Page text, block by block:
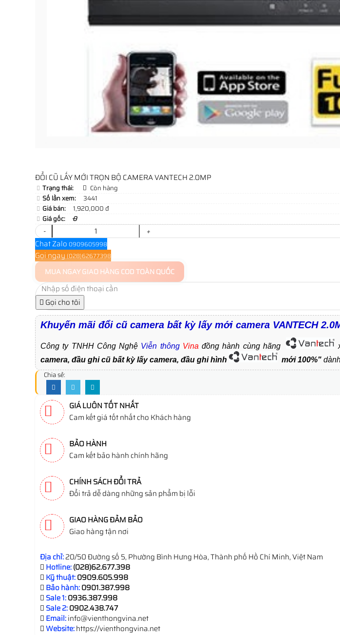
ĐỔI CŨ LẤY MỚI TRỌN BỘ CAMERA VANTECH 2.0MP
Trạng thái:
Còn hàng
Số lần xem:
3441
Giá bán:
1,920,000 đ
Giá gốc:
0
-
+
Chat Zalo 0909605998
Gọi ngay(028)62677398
MUA NGAYGIAO HÀNG COD TOÀN QUỐC
Gọi cho tôi
Khuyến mãi đổi cũ camera bất kỳ lấy mới camera VANTECH
Công ty TNHH Công Nghệ Viễn thông Vina đồng hành cùng hãng
camera, đầu ghi cũ bất kỳ lấy camera, đầu ghi hình
mới 100%"
Chia sẻ:
GIÁ LUÔN TỐT NHẤT
Cam kết giá tốt nhất cho Khách hàng
BẢO HÀNH
Cam kết bảo hành chính hãng
CHÍNH SÁCH ĐỔI TRẢ
Đổi trả dễ dàng những sản phẩm bị lỗi
GIAO HÀNG ĐẢM BẢO
Giao hàng tận nơi
Địa chỉ:20/50 Đường số 5, Phường Bình Hưng Hòa, Thành phố Hồ Chí Minh, Việt Nam
Hotline:(028)62.677.398
Kỹ thuật:0909.605.998
Bảo hành:0901.387.998
Sale 1:0936.387.998
Sale 2:0902.438.747
Email:info@vienthongvina.net
Website:https://vienthongvina.net